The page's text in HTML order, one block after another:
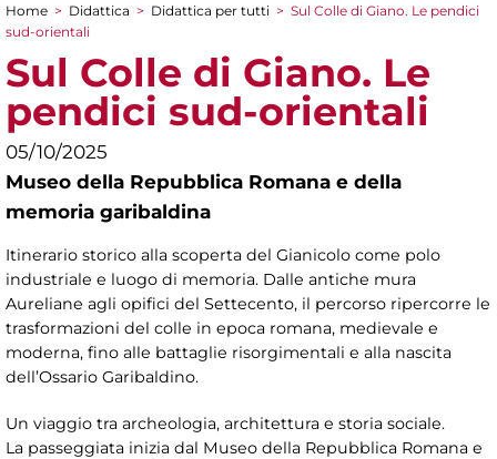
Tu sei qui
Home > Didattica > Didattica per tutti > Sul Colle di Giano. Le pendici
sud-orientali
Sul Colle di Giano. Le
pendici sud-orientali
05/10/2025
Museo della Repubblica Romana e della
memoria garibaldina
Itinerario storico alla scoperta del Gianicolo come polo
industriale e luogo di memoria. Dalle antiche mura
Aureliane agli opifici del Settecento, il percorso ripercorre le
trasformazioni del colle in epoca romana, medievale e
moderna, fino alle battaglie risorgimentali e alla nascita
dell’Ossario Garibaldino.
Un viaggio tra archeologia, architettura e storia sociale.
La passeggiata inizia dal Museo della Repubblica Romana e